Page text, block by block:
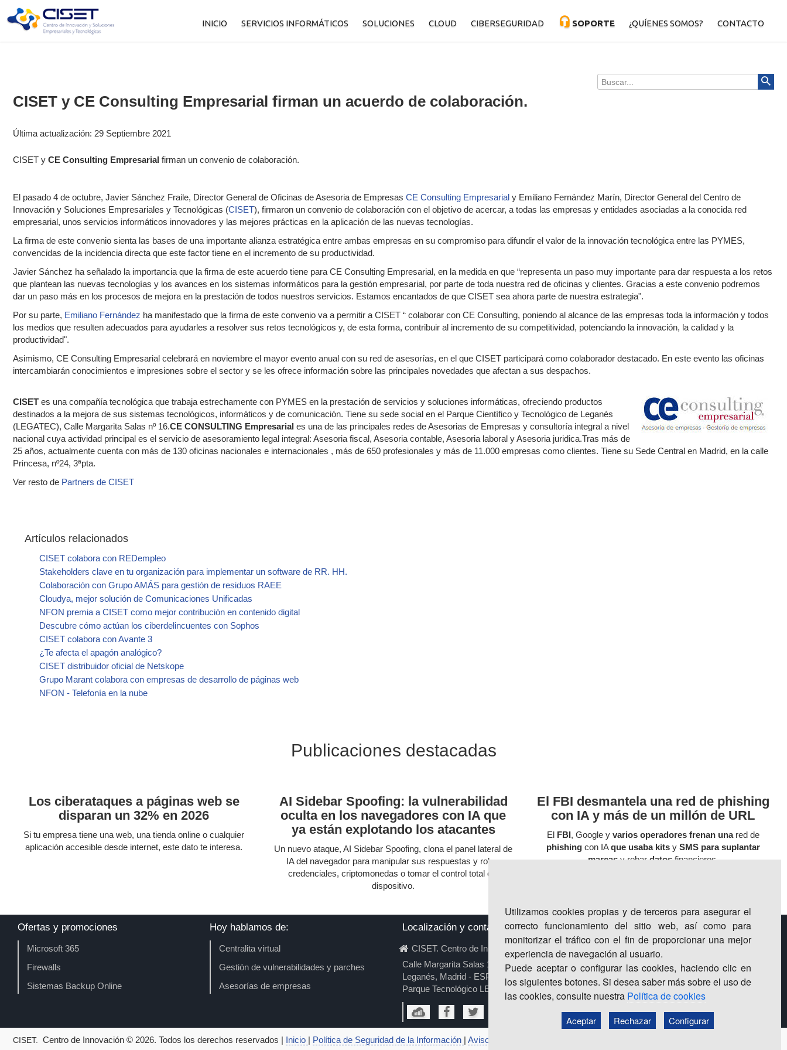
INICIO SERVICIOS INFORMÁTICOS SOLUCIONES CLOUD CIBERSEGURIDAD SOPORTE ¿QUÍENES SOMOS? CONTACTO
Buscar...
CISET y CE Consulting Empresarial firman un acuerdo de colaboración.
Última actualización: 29 Septiembre 2021
CISET y CE Consulting Empresarial firman un convenio de colaboración.
El pasado 4 de octubre, Javier Sánchez Fraile, Director General de Oficinas de Asesoria de Empresas CE Consulting Empresarial y Emiliano Fernández Marín, Director General del Centro de
Innovación y Soluciones Empresariales y Tecnológicas (CISET), firmaron un convenio de colaboración con el objetivo de acercar, a todas las empresas y entidades asociadas a la conocida red
empresarial, unos servicios informáticos innovadores y las mejores prácticas en la aplicación de las nuevas tecnologías.
La firma de este convenio sienta las bases de una importante alianza estratégica entre ambas empresas en su compromiso para difundir el valor de la innovación tecnológica entre las PYMES,
convencidas de la incidencia directa que este factor tiene en el incremento de su productividad.
Javier Sánchez ha señalado la importancia que la firma de este acuerdo tiene para CE Consulting Empresarial, en la medida en que “representa un paso muy importante para dar respuesta a los retos
que plantean las nuevas tecnologías y los avances en los sistemas informáticos para la gestión empresarial, por parte de toda nuestra red de oficinas y clientes. Gracias a este convenio podremos
dar un paso más en los procesos de mejora en la prestación de todos nuestros servicios. Estamos encantados de que CISET sea ahora parte de nuestra estrategia".
Por su parte, Emiliano Fernández ha manifestado que la firma de este convenio va a permitir a CISET “ colaborar con CE Consulting, poniendo al alcance de las empresas toda la información y todos
los medios que resulten adecuados para ayudarles a resolver sus retos tecnológicos y, de esta forma, contribuir al incremento de su competitividad, potenciando la innovación, la calidad y la
productividad".
Asimismo, CE Consulting Empresarial celebrará en noviembre el mayor evento anual con su red de asesorías, en el que CISET participará como colaborador destacado. En este evento las oficinas
intercambiarán conocimientos e impresiones sobre el sector y se les ofrece información sobre las principales novedades que afectan a sus despachos.
CISET es una compañía tecnológica que trabaja estrechamente con PYMES en la prestación de servicios y soluciones informáticas, ofreciendo productos
destinados a la mejora de sus sistemas tecnológicos, informáticos y de comunicación. Tiene su sede social en el Parque Científico y Tecnológico de Leganés
(LEGATEC), Calle Margarita Salas nº 16.CE CONSULTING Empresarial es una de las principales redes de Asesorias de Empresas y consultoría integral a nivel
nacional cuya actividad principal es el servicio de asesoramiento legal integral: Asesoria fiscal, Asesoria contable, Asesoria laboral y Asesoria juridica.Tras más de
25 años, actualmente cuenta con más de 130 oficinas nacionales e internacionales , más de 650 profesionales y más de 11.000 empresas como clientes. Tiene su Sede Central en Madrid, en la calle
Princesa, nº24, 3ªpta.
Ver resto de Partners de CISET
Artículos relacionados
CISET colabora con REDempleo
Stakeholders clave en tu organización para implementar un software de RR. HH.
Colaboración con Grupo AMÁS para gestión de residuos RAEE
Cloudya, mejor solución de Comunicaciones Unificadas
NFON premia a CISET como mejor contribución en contenido digital
Descubre cómo actúan los ciberdelincuentes con Sophos
CISET colabora con Avante 3
¿Te afecta el apagón analógico?
CISET distribuidor oficial de Netskope
Grupo Marant colabora con empresas de desarrollo de páginas web
NFON - Telefonía en la nube
Publicaciones destacadas
Los ciberataques a páginas web se
disparan un 32% en 2026
Si tu empresa tiene una web, una tienda online o cualquier
aplicación accesible desde internet, este dato te interesa.
AI Sidebar Spoofing: la vulnerabilidad
oculta en los navegadores con IA que
ya están explotando los atacantes
Un nuevo ataque, AI Sidebar Spoofing, clona el panel lateral de
IA del navegador para manipular sus respuestas y robar
credenciales, criptomonedas o tomar el control total del
dispositivo.
El FBI desmantela una red de phishing
con IA y más de un millón de URL
El FBI, Google y varios operadores frenan unared de
phishingcon IAque usaba kitsy SMS para suplantar
marcasy robardatosfinancieros.
Ofertas y promociones
Microsoft 365
Firewalls
Sistemas Backup Online
Hoy hablamos de:
Centralita virtual
Gestión de vulnerabilidades y parches
Asesorías de empresas
Localización y contacto
CISET. Centro de Innovación
Calle Margarita Salas 16, 28919
Leganés, Madrid - ESPAÑA
Parque Tecnológico LEGATEC
CISET. Centro de Innovación © 2026. Todos los derechos reservados | Inicio | Política de Seguridad de la Información | Aviso legal | política de privacidad | política de cookies
Utilizamos cookies propias y de terceros para asegurar el
correcto funcionamiento del sitio web, así como para
monitorizar el tráfico con el fin de proporcionar una mejor
experiencia de navegación al usuario.
Puede aceptar o configurar las cookies, haciendo clic en
los siguientes botones. Si desea saber más sobre el uso de
las cookies, consulte nuestra Política de cookies
Aceptar Rechazar Configurar